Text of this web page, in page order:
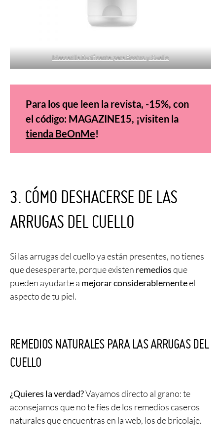
Mascarilla Purificante para Rostro y Cuello
Para los que leen la revista, -15%, con
el código: MAGAZINE15, ¡visiten la
tienda BeOnMe!
3. CÓMO DESHACERSE DE LAS
ARRUGAS DEL CUELLO
Si las arrugas del cuello ya están presentes, no tienes
que desesperarte, porque existen remediosque
pueden ayudarte a mejorar considerablementeel
aspecto de tu piel.
REMEDIOS NATURALES PARA LAS ARRUGAS DEL
CUELLO
¿Quieres la verdad?Vayamos directo al grano: te
aconsejamos que no te fíes de los remedios caseros
naturales que encuentras en la web, los de bricolaje.